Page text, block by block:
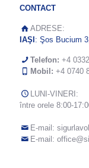
CONTACT
ADRESE:
IAŞI : Şos Bucium
Telefon: +4
Mobil: +4 0740
LUNI-VINERI:
între orele 8:00-
E-mail:
E-mail: